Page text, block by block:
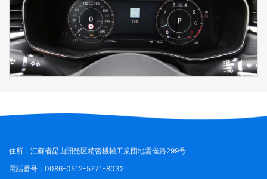
住所 ：江蘇省昆山開発区精密機械工業団地雲雀路299号
電話番号 ：0086-0512-5771-8032